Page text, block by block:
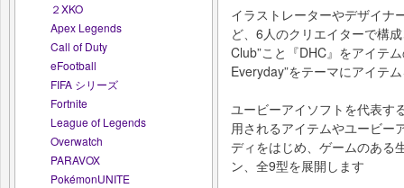
２XKO
Apex Legends
Call of Duty
eFootball
FIFA シリーズ
Fortnite
League of Legends
Overwatch
PARAVOX
PokémonUNITE
イラストレーターやデザイナ
ど、6人のクリエイターで構
Club”こと『DHC』をアイテ
Everyday”をテーマにアイテ
ユービーアイソフトを代表す
用されるアイテムやユービー
ディをはじめ、ゲームのある
ン、全9型を展開します